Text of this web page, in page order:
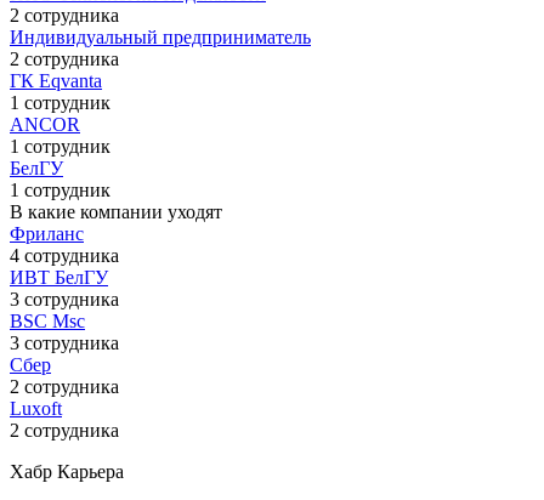
2 сотрудника
Индивидуальный предприниматель
2 сотрудника
ГК Eqvanta
1 сотрудник
ANCOR
1 сотрудник
БелГУ
1 сотрудник
В какие компании уходят
Фриланс
4 сотрудника
ИВТ БелГУ
3 сотрудника
BSC Msc
3 сотрудника
Сбер
2 сотрудника
Luxoft
2 сотрудника
Хабр Карьера